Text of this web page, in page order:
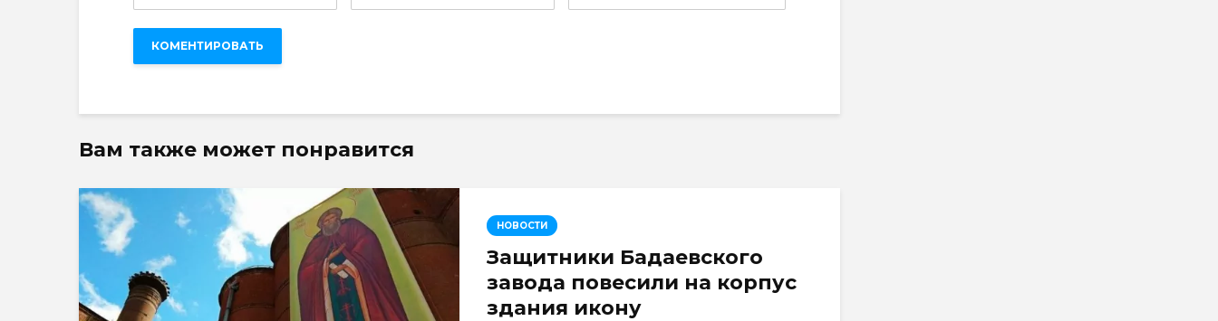
Вам также может понравится
НОВОСТИ
Защитники Бадаевского
завода повесили на корпус
здания икону